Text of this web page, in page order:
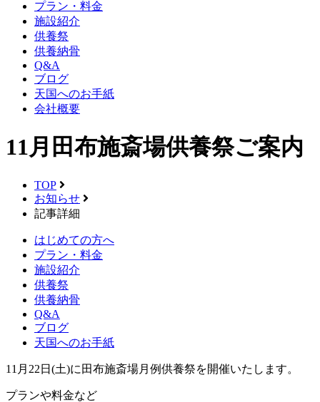
プラン・料金
施設紹介
供養祭
供養納骨
Q&A
ブログ
天国へのお手紙
会社概要
11月田布施斎場供養祭ご案内
TOP
お知らせ
記事詳細
はじめての方へ
プラン・料金
施設紹介
供養祭
供養納骨
Q&A
ブログ
天国へのお手紙
11月22日(土)に田布施斎場月例供養祭を開催いたします。
プランや料金など